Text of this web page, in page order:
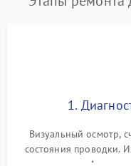
1.
Визуальный осмотр,
состояния проводки.